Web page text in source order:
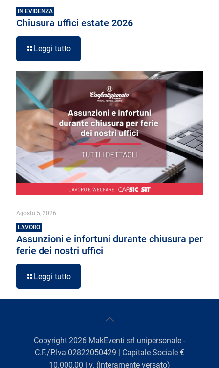
IN EVIDENZA
Chiusura uffici estate 2026
Leggi tutto
Agosto 5, 2026
LAVORO
Assunzioni e infortuni durante chiusura per
ferie dei nostri uffici
Leggi tutto
Copyright 2026 MakEventi srl unipersonale -
C.F./P.Iva 02822050429 | Capitale Sociale €
10.000,00 i.v. (interamente versato)